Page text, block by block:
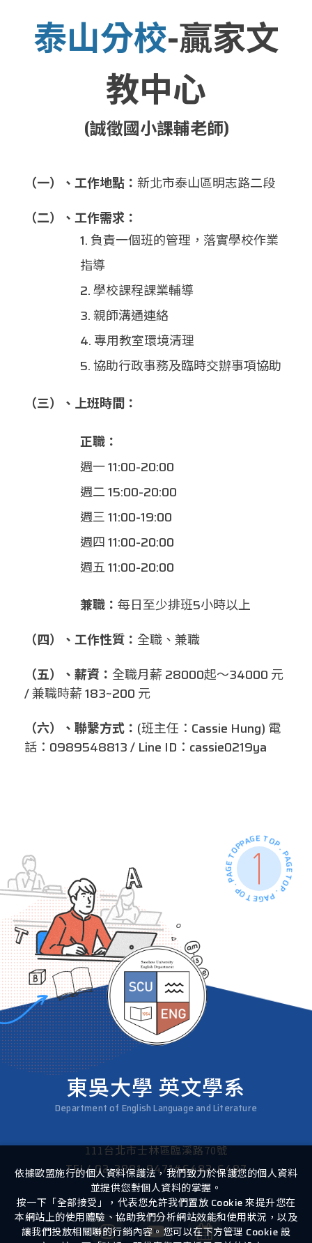
泰山分校-贏家文
教中心
(誠徵國小課輔老師)
（一）、工作地點： 新北市泰山區明志路二段
（二）、工作需求：
1. 負責一個班的管理，落實學校作業
指導
2. 學校課程課業輔導
3. 親師溝通連絡
4. 專用教室環境清理
5. 協助行政事務及臨時交辦事項協助
（三）、上班時間：
正職：
週一 11:00-20:00
週二 15:00-20:00
週三 11:00-19:00
週四 11:00-20:00
週五 11:00-20:00
兼職： 每日至少排班5小時以上
（四）、工作性質： 全職、兼職
（五）、薪資： 全職月薪 28000起～34000 元
/ 兼職時薪 183~200 元
（六）、聯繫方式： (班主任：Cassie Hung) 電
話：0989548813 / Line ID：cassie0219ya
PAGE TOP . PAGE TOP . PAGE TOP . PAGE TOP .
東吳大學 英文學系
Department of English Language and Literature
111台北市士林區臨溪路70號
TEL/ 02-2881-9471#6482-6487
依據歐盟施行的個人資料保護法，我們致力於保護您的個人資料
並提供您對個人資料的掌握。
按一下「全部接受」，代表您允許我們置放 Cookie 來提升您在
本網站上的使用體驗、協助我們分析網站效能和使用狀況，以及
讓我們投放相關聯的行銷內容。您可以在下方管理 Cookie 設